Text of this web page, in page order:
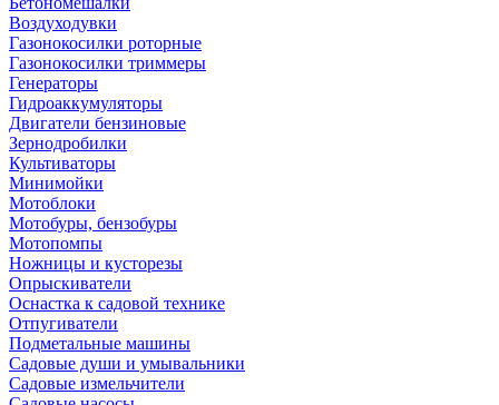
Воздуходувки
Газонокосилки роторные
Газонокосилки триммеры
Генераторы
Гидроаккумуляторы
Двигатели бензиновые
Зернодробилки
Культиваторы
Минимойки
Мотоблоки
Мотобуры, бензобуры
Мотопомпы
Ножницы и кусторезы
Опрыскиватели
Оснастка к садовой технике
Отпугиватели
Подметальные машины
Садовые души и умывальники
Садовые измельчители